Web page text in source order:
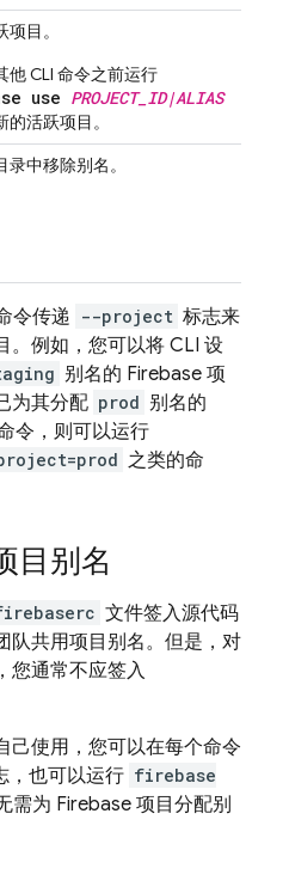
目。
他 CLI 命令之前运行
use PROJECT_ID|ALIAS
的活跃项目。
录中移除别名。
令传递 --project 标志来
。例如，您可以将 CLI 设
别名的 Firebase 项
为其分配 prod 别名的
令，则可以运行
之类的命
目别名
文件签入源代码
队共用项目别名。但是，对
您通常不应签入
己使用，您可以在每个命令
，也可以运行 firebase
需为 Firebase 项目分配别